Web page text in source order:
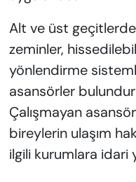
Alt ve üst
zeminler,
yönlendirme
asansörler
Çalışmayan
bireylerin ulaşım
ilgili kurumlara idari